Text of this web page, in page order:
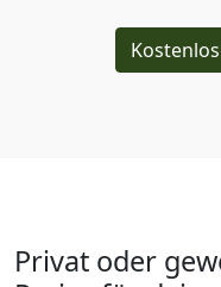
Privat oder